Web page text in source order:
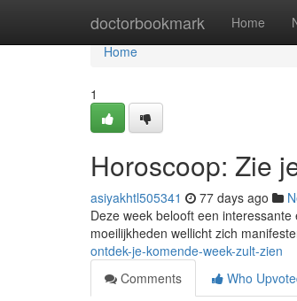
doctorbookmark Home
Home
Home
1
Horoscoop: Zie
asiyakhtl505341 77 days ago
Deze week belooft een
moeilijkheden wellicht zich
ontdek-je-komende-week-zult-zien
Comments
Who